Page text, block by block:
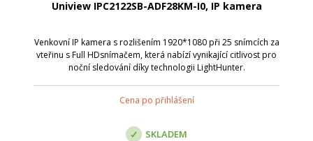
Uniview IPC2122SB-ADF28KM-I0, IP kamera
Venkovní IP kamera s rozlišením 1920*1080 při 25 snímcích za
vteřinu s Full HDsnímačem, která nabízí vynikající citlivost pro
noční sledování díky technologii LightHunter.
Cena po přihlášení
SKLADEM